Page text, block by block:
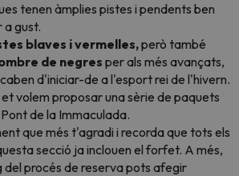
tenen àmplies pistes i pendents ben
a gust.
blaves ivermelles,però també
de negres per als més avançats,
d'iniciar-de a l'esport rei de l'hivern.
et volem proposar una sèrie de paquets
de la Immaculada.
que més t'agradi i recorda que tots els
secció ja inclouen el forfet. A més,
del procés de reserva pots afegir